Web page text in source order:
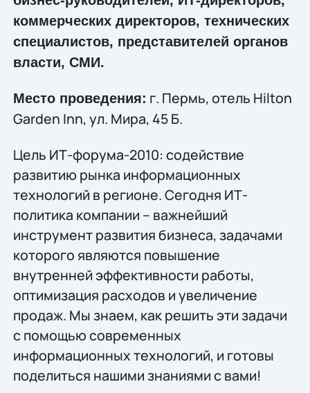
коммерческих директоров, технических
специалистов, представителей органов
власти, СМИ.
Место проведения: г. Пермь, отель Hilton
Garden Inn, ул. Мира, 45 Б.
Цель ИТ-форума-2010: содействие
развитию рынка информационных
технологий в регионе. Сегодня ИТ-
политика компании – важнейший
инструмент развития бизнеса, задачами
которого являются повышение
внутренней эффективности работы,
оптимизация расходов и увеличение
продаж. Мы знаем, как решить эти задачи
с помощью современных
информационных технологий, и готовы
поделиться нашими знаниями с вами!